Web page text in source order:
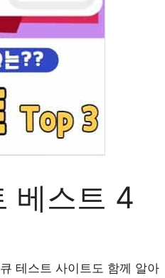
베스트 4
테스트 사이트도 함께 알아